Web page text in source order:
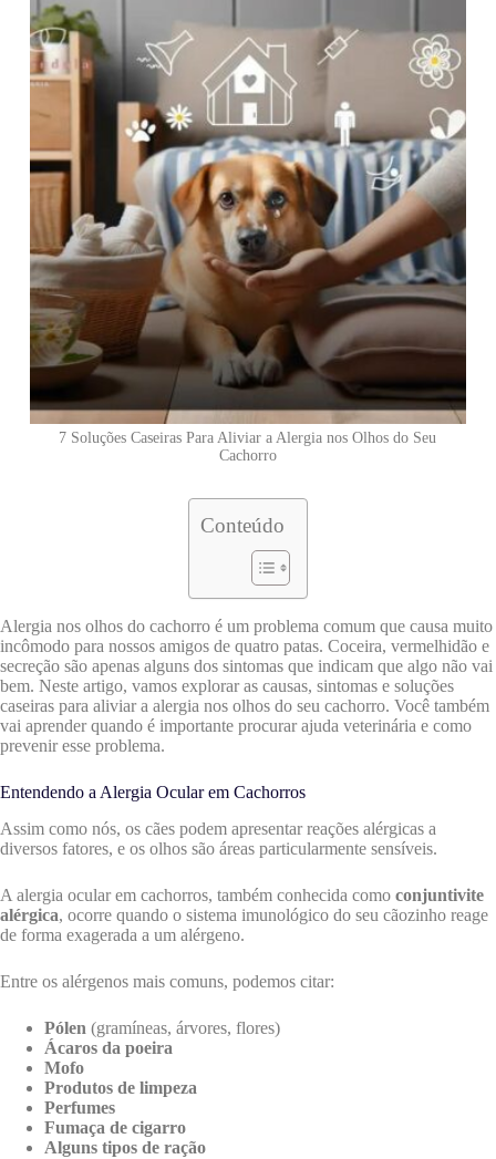
7 Soluções Caseiras Para Aliviar a Alergia nos Olhos do Seu
Cachorro
Conteúdo
Alergia nos olhos do cachorro é um problema comum que causa muito
incômodo para nossos amigos de quatro patas. Coceira, vermelhidão e
secreção são apenas alguns dos sintomas que indicam que algo não vai
bem. Neste artigo, vamos explorar as causas, sintomas e soluções
caseiras para aliviar a alergia nos olhos do seu cachorro. Você também
vai aprender quando é importante procurar ajuda veterinária e como
prevenir esse problema.
Entendendo a Alergia Ocular em Cachorros
Assim como nós, os cães podem apresentar reações alérgicas a
diversos fatores, e os olhos são áreas particularmente sensíveis.
A alergia ocular em cachorros, também conhecida como conjuntivite
alérgica, ocorre quando o sistema imunológico do seu cãozinho reage
de forma exagerada a um alérgeno.
Entre os alérgenos mais comuns, podemos citar:
Pólen (gramíneas, árvores, flores)
Ácaros da poeira
Mofo
Produtos de limpeza
Perfumes
Fumaça de cigarro
Alguns tipos de ração